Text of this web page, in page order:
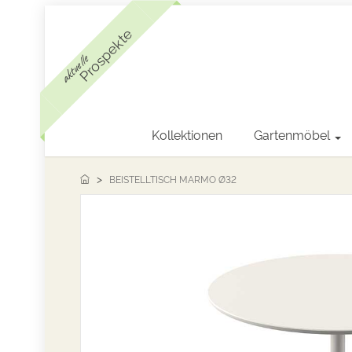
aktuelleProspekte
Kollektionen Gartenmöbel
BEISTELLTISCH MARMO Ø32